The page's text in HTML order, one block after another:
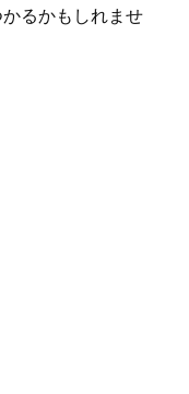
るかもしれませ